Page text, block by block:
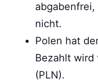
nicht.
Polen hat
Bezahlt wird
(PLN).